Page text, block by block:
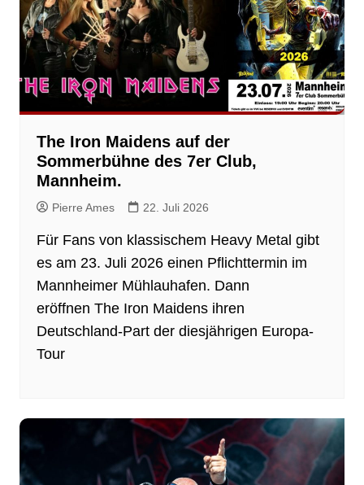
The Iron Maidens auf der
Sommerbühne des 7er Club,
Mannheim.
Pierre Ames 22. Juli 2026
Für Fans von klassischem Heavy Metal gibt
es am 23. Juli 2026 einen Pflichttermin im
Mannheimer Mühlauhafen. Dann
eröffnen The Iron Maidens ihren
Deutschland-Part der diesjährigen Europa-
Tour